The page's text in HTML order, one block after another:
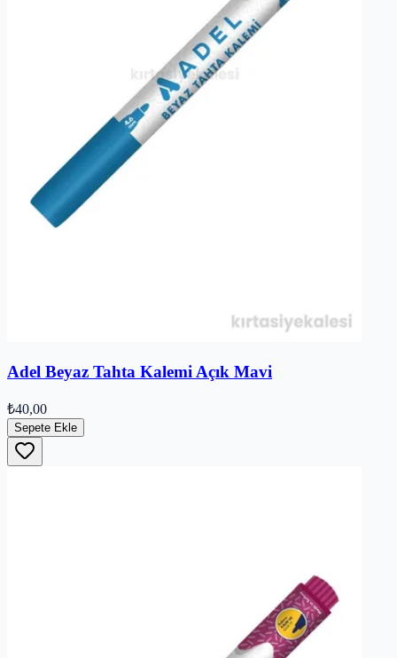
Adel Beyaz Tahta Kalemi Açık Mavi
₺40,00
Sepete Ekle